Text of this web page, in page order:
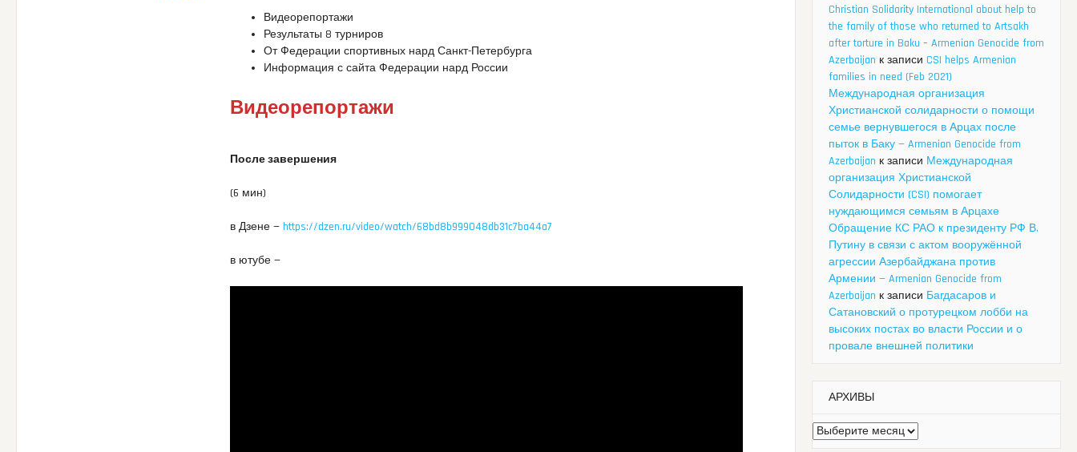
Видеорепортажи
Результаты 8 турниров
От Федерации спортивных нард Санкт-Петербурга
Информация с сайта Федерации нард России
Видеорепортажи
После завершения
(6 мин)
в Дзене — https://dzen.ru/video/watch/68bd8b999048db31c7ba44a7
в ютубе —
Christian Solidarity International about help to
the family of those who returned to Artsakh
after torture in Baku – Armenian Genocide from
Azerbaijan к записи CSI helps Armenian
families in need (Feb 2021)
Международная организация
Христианской солидарности о помощи
семье вернувшегося в Арцах после
пыток в Баку — Armenian Genocide from
Azerbaijan к записи Международная
организация Христианской
Солидарности (CSI) помогает
нуждающимся семьям в Арцахе
Обращение КС РАО к президенту РФ В.
Путину в связи с актом вооружённой
агрессии Азербайджана против
Армении — Armenian Genocide from
Azerbaijan к записи Багдасаров и
Сатановский о протурецком лобби на
высоких постах во власти России и о
провале внешней политики
АРХИВЫ
Архивы